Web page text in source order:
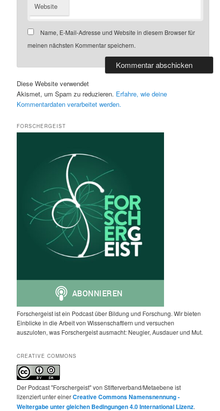
Website
Name, E-Mail-Adresse und Website in diesem Browser für
meinen nächsten Kommentar speichern.
Diese Website verwendet
Akismet, um Spam zu reduzieren. Erfahre, wie deine
Kommentardaten verarbeitet werden.
FORSCHERGEIST
Forschergeist ist ein Podcast über Bildung und Forschung. Wir bieten
Einblicke in die Arbeit von Wissenschaftlern und versuchen
auszuloten, was Forschergeist ausmacht: Neugier, Ausdauer und Mut.
CREATIVE COMMONS
Der Podcast "Forschergeist" von Stifterverband/Metaebene ist
lizenziert unter einerCreative Commons Namensnennung -
Weitergabe unter gleichen Bedingungen 4.0 International Lizenz.